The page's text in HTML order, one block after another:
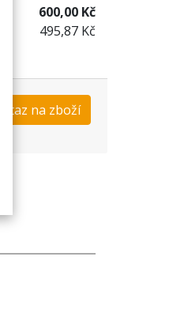
600,00 Kč
495,87 Kč
Dotaz na zboží